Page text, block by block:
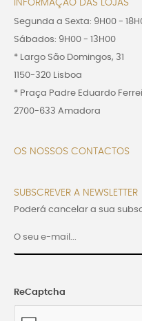
INFORMAÇÃO DAS LOJAS
Segunda a Sexta: 9H00 -
Sábados: 9H00 - 13H00
* Largo São Domingos, 31
1150-320 Lisboa
* Praça Padre Eduardo
2700-633 Amadora
OS NOSSOS CONTACTOS
SUBSCREVER A NEWSLETTER
Poderá cancelar a sua
ReCaptcha